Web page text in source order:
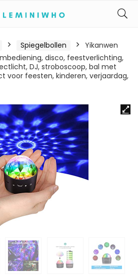
Spiegelbollen
Yikanwen
disco, feestverlichting,
DJ, stroboscoop, bal met
voor feesten, kinderen, verjaardag,